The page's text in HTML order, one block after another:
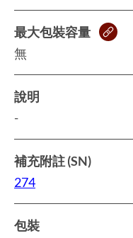
最大包裝容量
無
說明
-
補充附註 (SN)
274
包裝